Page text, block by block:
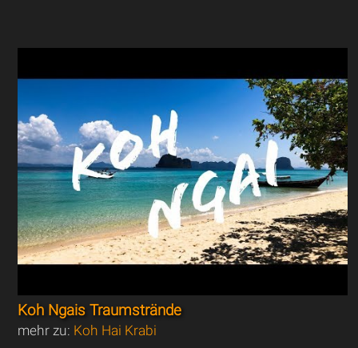
Koh Ngais Traumstrände
mehr zu: Koh Hai Krabi